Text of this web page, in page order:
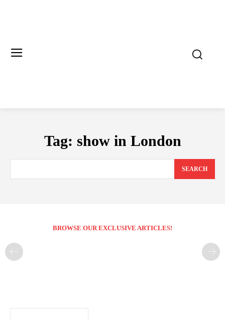
Tag: show in London
SEARCH
BROWSE OUR EXCLUSIVE ARTICLES!